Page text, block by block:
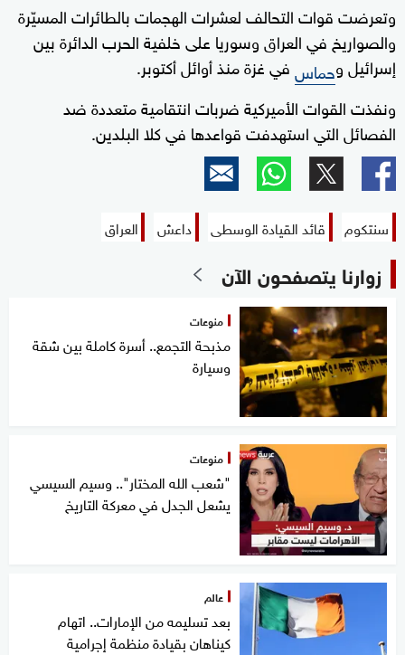
وتعرضت قوات التحالف لعشرات الهجمات بالطائرات المسيّرة
والصواريخ في العراق وسوريا على خلفية الحرب الدائرة بين
إسرائيل وحماسفي غزة منذ أوائل أكتوبر.
ونفذت القوات الأميركية ضربات انتقامية متعددة ضد
الفصائل التي استهدفت قواعدها في كلا البلدين.
سنتكوم قائد القيادة الوسطى داعش العراق
زوارنا يتصفحون الآن
منوعات
مذبحة التجمع.. أسرة كاملة بين شقة
وسيارة
منوعات
"شعب الله المختار".. وسيم السيسي
يشعل الجدل في معركة التاريخ
عالم
بعد تسليمه من الإمارات.. اتهام
كيناهان بقيادة منظمة إجرامية